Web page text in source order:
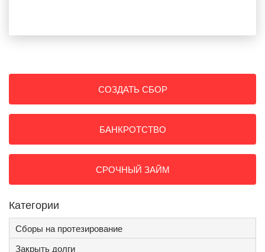
СОЗДАТЬ СБОР
БАНКРОТСТВО
СРОЧНЫЙ ЗАЙМ
Категории
Сборы на протезирование
Закрыть долги